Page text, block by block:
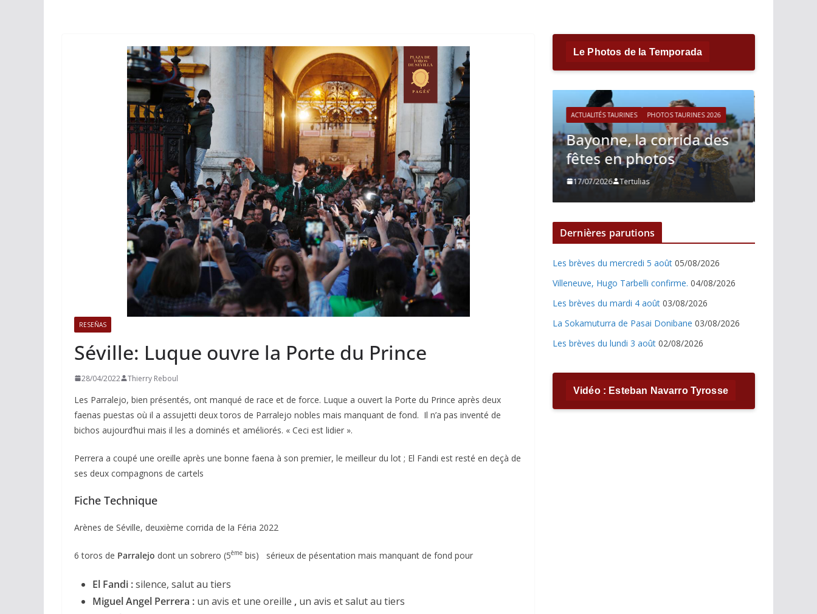
RESEÑAS
Séville: Luque ouvre la Porte du Prince
28/04/2022 Thierry Reboul
Les Parralejo, bien présentés, ont manqué de race et de force. Luque a ouvert la Porte du Prince après deux
faenas puestas où il a assujetti deux toros de Parralejo nobles mais manquant de fond. Il n’a pas inventé de
bichos aujourd’hui mais il les a dominés et améliorés. « Ceci est lidier ».
Perrera a coupé une oreille après une bonne faena à son premier, le meilleur du lot ; El Fandi est resté en deçà de
ses deux compagnons de cartels
Fiche Technique
Arènes de Séville, deuxième corrida de la Féria 2022
6 toros de Parralejo dont un sobrero (5ème bis) sérieux de pésentation mais manquant de fond pour
El Fandi :silence, salut au tiers
Miguel Angel Perrera : un avis et une oreille , un avis et salut au tiers
Le Photos de la Temporada
ACTUALITÉS TAURINES PHOTOS TAURINES 2026
Istres, l’ouverture en
photos
19/06/2026 Tertulias
ACTUALITÉS TAURINES PHOTOS TAURINES 2026
Bayonne, la corrida des
fêtes en photos
17/07/2026 Tertulias
ACTUALITÉS TAURINES PHOTOS TAURINES 2026
Istres, le retour de Cesar
Rincon en photos
21/06/2026 Tertulias
Dernières parutions
Les brèves du mercredi 5 août 05/08/2026
Villeneuve, Hugo Tarbelli confirme. 04/08/2026
Les brèves du mardi 4 août 03/08/2026
La Sokamuturra de Pasai Donibane 03/08/2026
Les brèves du lundi 3 août 02/08/2026
Vidéo : Esteban Navarro Tyrosse